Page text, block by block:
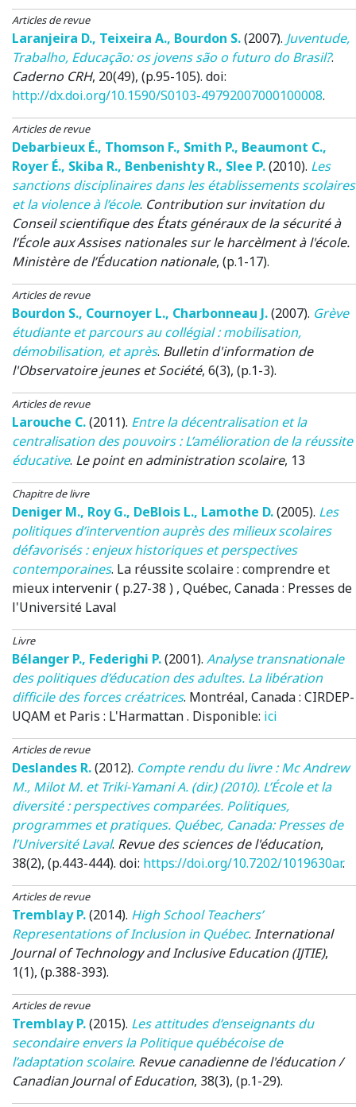
Articles de revue
Laranjeira D., Teixeira A., Bourdon S.(2007). Juventude,
Trabalho, Educação: os jovens são o futuro do Brasil?.
Caderno CRH, 20(49), (p.95-105). doi:
http://dx.doi.org/10.1590/S0103-49792007000100008.
Articles de revue
Debarbieux É., Thomson F., Smith P., Beaumont C.,
Royer É., Skiba R., Benbenishty R., Slee P.(2010). Les
sanctions disciplinaires dans les établissements scolaires
et la violence à l’école. Contribution sur invitation du
Conseil scientifique des États généraux de la sécurité à
l’École aux Assises nationales sur le harcèlment à l'école.
Ministère de l’Éducation nationale, (p.1-17).
Articles de revue
Bourdon S., Cournoyer L., Charbonneau J.(2007). Grève
étudiante et parcours au collégial : mobilisation,
démobilisation, et après. Bulletin d'information de
l'Observatoire jeunes et Société, 6(3), (p.1-3).
Articles de revue
Larouche C.(2011). Entre la décentralisation et la
centralisation des pouvoirs : L’amélioration de la réussite
éducative. Le point en administration scolaire, 13
Chapitre de livre
Deniger M., Roy G., DeBlois L., Lamothe D.(2005). Les
politiques d’intervention auprès des milieux scolaires
défavorisés : enjeux historiques et perspectives
contemporaines. La réussite scolaire : comprendre et
mieux intervenir ( p.27-38 ) , Québec, Canada: Presses de
l'Université Laval
Livre
Bélanger P., Federighi P.(2001). Analyse transnationale
des politiques d’éducation des adultes. La libération
difficile des forces créatrices. Montréal, Canada : CIRDEP-
UQAM et Paris : L'Harmattan . Disponible: ici
Articles de revue
Deslandes R.(2012). Compte rendu du livre : Mc Andrew
M., Milot M. et Triki-Yamani A. (dir.) (2010). L’École et la
diversité : perspectives comparées. Politiques,
programmes et pratiques. Québec, Canada: Presses de
l’Université Laval. Revue des sciences de l'éducation,
38(2), (p.443-444). doi: https://doi.org/10.7202/1019630ar.
Articles de revue
Tremblay P.(2014). High School Teachers’
Representations of Inclusion in Québec. International
Journal of Technology and Inclusive Education (IJTIE),
1(1), (p.388-393).
Articles de revue
Tremblay P.(2015). Les attitudes d’enseignants du
secondaire envers la Politique québécoise de
l’adaptation scolaire. Revue canadienne de l'éducation /
Canadian Journal of Education, 38(3), (p.1-29).